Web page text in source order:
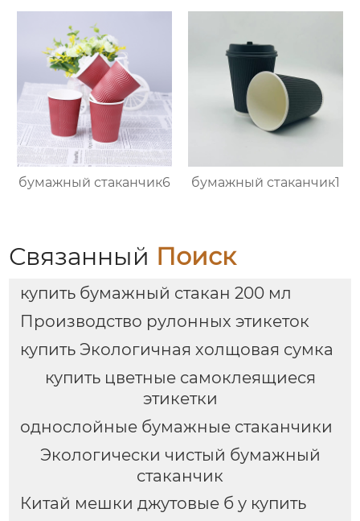
бумажный стаканчик6 бумажный стаканчик1
Связанный Поиск
купить бумажный стакан 200 мл
Производство рулонных этикеток
купить Экологичная холщовая сумка
купить цветные самоклеящиеся
этикетки
однослойные бумажные стаканчики
Экологически чистый бумажный
стаканчик
Китай мешки джутовые б у купить